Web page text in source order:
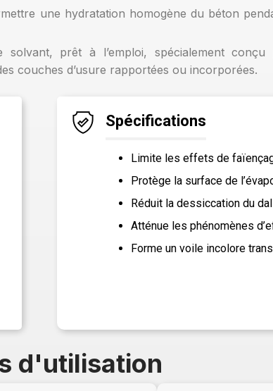
une hydratation homogène du béton
prêt à l’emploi, spécialement conçu
couches d’usure rapportées ou incorporées.
Spécifications
Limite les effets de
Protège la surface de
Réduit la dessiccation du
Atténue les phénomènes
Forme un voile incolore
d'utilisation